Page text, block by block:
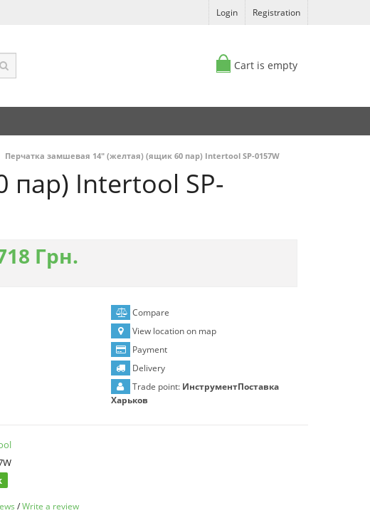
Login Registration
Cart is empty
Перчатка замшевая 14" (желтая) (ящик 60 пар) Intertool SP-0157W
пар) Intertool SP-
Грн.
Compare
View location on map
Payment
Delivery
Trade point: ИнструментПоставка
Харьков
/Write a review